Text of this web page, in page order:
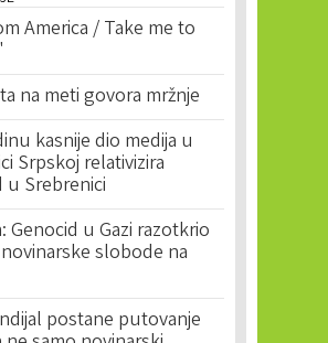
America / Take me to
na meti govora mržnje
kasnije dio medija u
Srpskoj relativizira
u Srebrenici
Genocid u Gazi razotkrio
slobode na
postane putovanje